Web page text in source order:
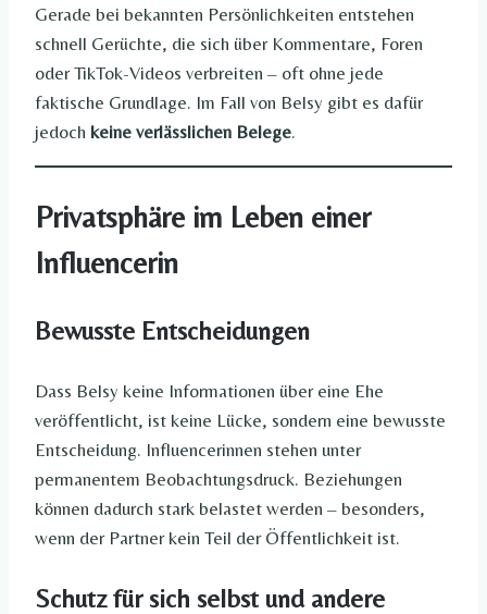
Gerade bei bekannten Persönlichkeiten entstehen
schnell Gerüchte, die sich über Kommentare, Foren
oder TikTok-Videos verbreiten – oft ohne jede
faktische Grundlage. Im Fall von Belsy gibt es dafür
jedoch keine verlässlichen Belege.
Privatsphäre im Leben einer
Influencerin
Bewusste Entscheidungen
Dass Belsy keine Informationen über eine Ehe
veröffentlicht, ist keine Lücke, sondern eine bewusste
Entscheidung. Influencerinnen stehen unter
permanentem Beobachtungsdruck. Beziehungen
können dadurch stark belastet werden – besonders,
wenn der Partner kein Teil der Öffentlichkeit ist.
Schutz für sich selbst und andere